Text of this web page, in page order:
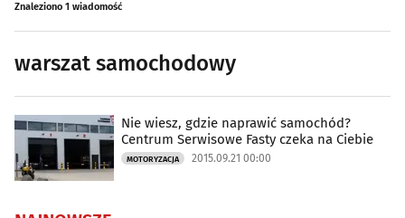
Znaleziono 1 wiadomość
warszat samochodowy
Nie wiesz, gdzie naprawić samochód?
Centrum Serwisowe Fasty czeka na Ciebie
MOTORYZACJA 2015.09.21 00:00